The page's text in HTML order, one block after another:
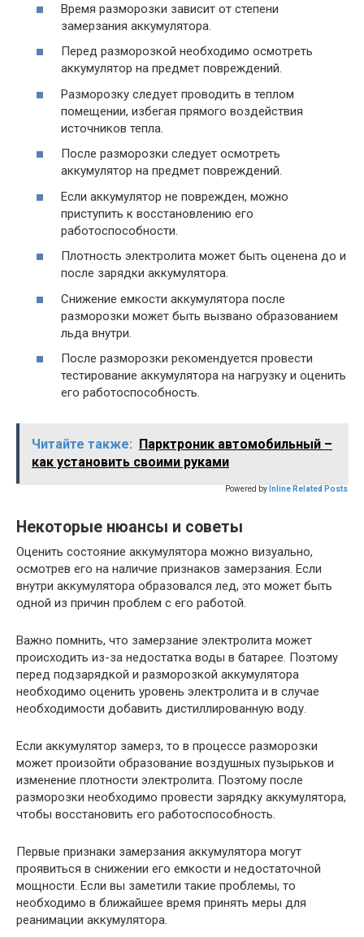
Время разморозки зависит от степени
замерзания аккумулятора.
Перед разморозкой необходимо осмотреть
аккумулятор на предмет повреждений.
Разморозку следует проводить в теплом
помещении, избегая прямого воздействия
источников тепла.
После разморозки следует осмотреть
аккумулятор на предмет повреждений.
Если аккумулятор не поврежден, можно
приступить к восстановлению его
работоспособности.
Плотность электролита может быть оценена до и
после зарядки аккумулятора.
Снижение емкости аккумулятора после
разморозки может быть вызвано образованием
льда внутри.
После разморозки рекомендуется провести
тестирование аккумулятора на нагрузку и оценить
его работоспособность.
Читайте также: Парктроник автомобильный –
как установить своими руками
Powered by Inline Related Posts
Некоторые нюансы и советы
Оценить состояние аккумулятора можно визуально,
осмотрев его на наличие признаков замерзания. Если
внутри аккумулятора образовался лед, это может быть
одной из причин проблем с его работой.
Важно помнить, что замерзание электролита может
происходить из-за недостатка воды в батарее. Поэтому
перед подзарядкой и разморозкой аккумулятора
необходимо оценить уровень электролита и в случае
необходимости добавить дистиллированную воду.
Если аккумулятор замерз, то в процессе разморозки
может произойти образование воздушных пузырьков и
изменение плотности электролита. Поэтому после
разморозки необходимо провести зарядку аккумулятора,
чтобы восстановить его работоспособность.
Первые признаки замерзания аккумулятора могут
проявиться в снижении его емкости и недостаточной
мощности. Если вы заметили такие проблемы, то
необходимо в ближайшее время принять меры для
реанимации аккумулятора.